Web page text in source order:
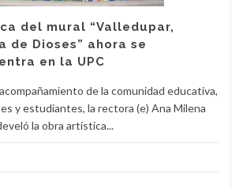
del mural “Valledupar,
de Dioses” ahora se
en la UPC
de la comunidad educativa,
y estudiantes, la rectora (e) Ana Milena
la obra artística...